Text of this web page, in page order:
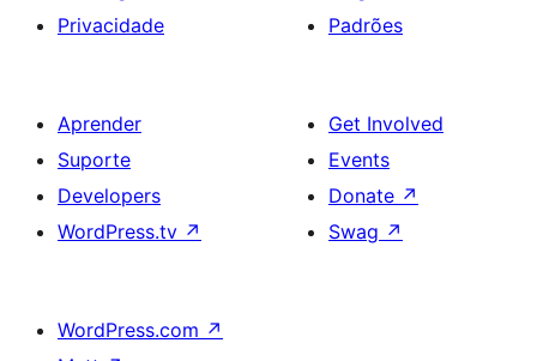
Privacidade
Padrões
Aprender
Suporte
Developers
WordPress.tv ↗
Get Involved
Events
Donate ↗
Swag ↗
WordPress.com ↗